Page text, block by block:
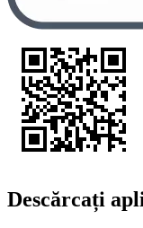
Descărcați